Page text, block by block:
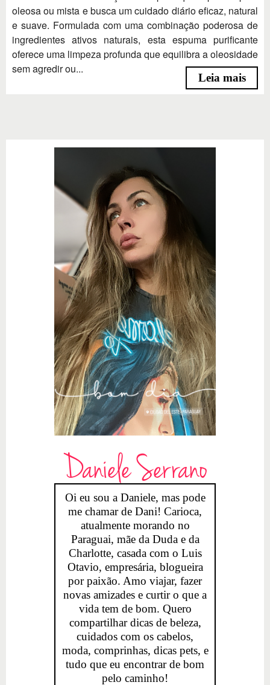
oleosa ou mista e busca um cuidado diário eficaz, natural
e suave. Formulada com uma combinação poderosa de
ingredientes ativos naturais, esta espuma purificante
oferece uma limpeza profunda que equilibra a oleosidade
sem agredir ou...
Leia mais
Daniele Serrano
Oi eu sou a Daniele, mas pode
me chamar de Dani! Carioca,
atualmente morando no
Paraguai, mãe da Duda e da
Charlotte, casada com o Luis
Otavio, empresária, blogueira
por paixão. Amo viajar, fazer
novas amizades e curtir o que a
vida tem de bom. Quero
compartilhar dicas de beleza,
cuidados com os cabelos,
moda, comprinhas, dicas pets, e
tudo que eu encontrar de bom
pelo caminho!